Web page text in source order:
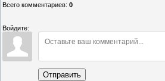
Всего комментариев: 0
Войдите:
Отправить